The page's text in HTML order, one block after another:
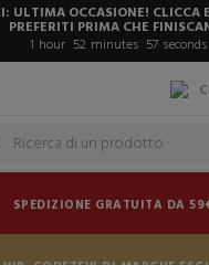
ULTIMA OCCASIONE! CLICCA
PREFERITI PRIMA CHE
1 hour 52 minutes 57 seconds
SPEDIZIONE GRATUITA DA